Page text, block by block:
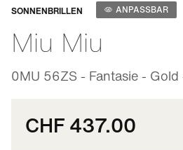
SONNENBRILLEN ANPASSBAR
Miu Miu
0MU 56ZS - Fantasie -
Anpassbar
CHF 437.00